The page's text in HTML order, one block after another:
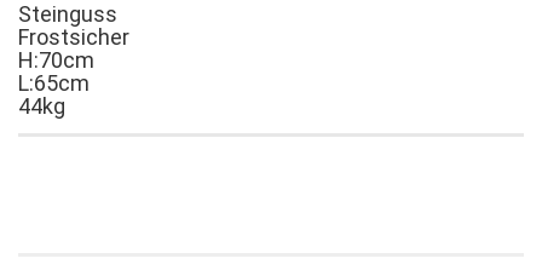
Steinguss
Frostsicher
H:70cm
L:65cm
44kg